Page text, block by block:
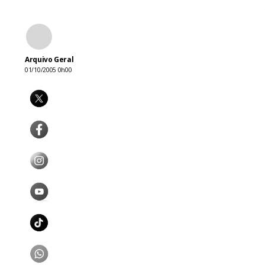
Arquivo Geral
01/10/2005 0h00